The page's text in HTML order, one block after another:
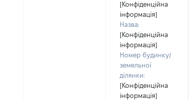
[Конфіденційна
інформація]
Назва:
[Конфіденційна
інформація]
Номер будинку/
земельної
ділянки:
[Конфіденційна
інформація]